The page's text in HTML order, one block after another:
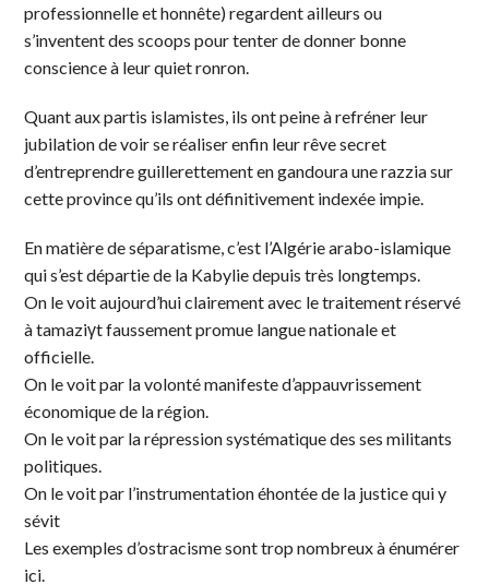
professionnelle et honnête) regardent ailleurs ou
s’inventent des scoops pour tenter de donner bonne
conscience à leur quiet ronron.
Quant aux partis islamistes, ils ont peine à refréner leur
jubilation de voir se réaliser enfin leur rêve secret
d’entreprendre guillerettement en gandoura une razzia sur
cette province qu’ils ont définitivement indexée impie.
En matière de séparatisme, c’est l’Algérie arabo-islamique
qui s’est départie de la Kabylie depuis très longtemps.
On le voit aujourd’hui clairement avec le traitement réservé
à tamaziγt faussement promue langue nationale et
officielle.
On le voit par la volonté manifeste d’appauvrissement
économique de la région.
On le voit par la répression systématique des ses militants
politiques.
On le voit par l’instrumentation éhontée de la justice qui y
sévit
Les exemples d’ostracisme sont trop nombreux à énumérer
ici.